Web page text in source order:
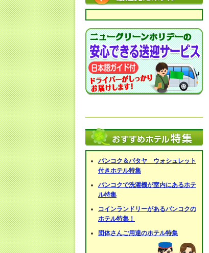
バンコク＆パタヤ ウォシュレット
付きホテル特集
バンコクで洗濯機が室内にあるホテ
ル特集
コインランドリーがあるバンコクの
ホテル特集！
団体さんご用達のホテル特集